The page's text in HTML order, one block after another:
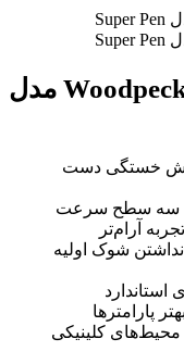
دستگاه تزریق بی حسی Woodpecker مدل
خستگی دست
با سه سطح سرعت
آرام‌تر
شوک اولیه
استاندارد
کلینیکی